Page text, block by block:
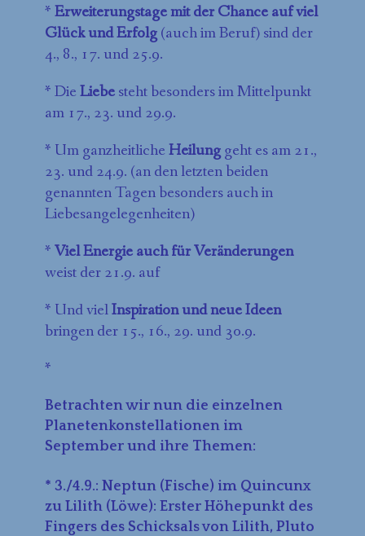
*Erweiterungstage mit der Chance auf viel
Glückund Erfolg(auch im Beruf) sind der
4., 8., 17. und 25.9.
* DieLiebesteht besonders im Mittelpunkt
am 17., 23. und 29.9.
* Um ganzheitlicheHeilunggeht es am 21.,
23. und 24.9. (an den letzten beiden
genannten Tagen besonders auch in
Liebesangelegenheiten)
*Viel Energie auch für Veränderungen
weist der 21.9. auf
* Und vielInspiration und neue Ideen
bringen der 15., 16., 29. und 30.9.
*
Betrachten wir nun die einzelnen
Planetenkonstellationen im
September und ihre Themen:
* 3./4.9.: Neptun (Fische) im Quincunx
zu Lilith (Löwe): Erster Höhepunkt des
Fingers des Schicksals von Lilith, Pluto